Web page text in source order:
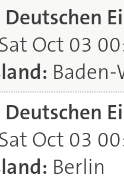
Deutschen
Oct 03
Deutschen
Oct 03
Berlin